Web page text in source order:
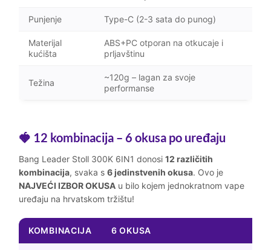
Punjenje Type-C (2-3 sata do punog)
Materijal
kućišta
ABS+PC otporan na otkucaje i
prljavštinu
Težina
~120g – lagan za svoje
performanse
🍓 12 kombinacija – 6 okusa po uređaju
Bang Leader Stoll 300K 6IN1 donosi 12 različitih
kombinacija, svaka s 6 jedinstvenih okusa. Ovo je
NAJVEĆI IZBOR OKUSA u bilo kojem jednokratnom vape
uređaju na hrvatskom tržištu!
KOMBINACIJA 6 OKUSA